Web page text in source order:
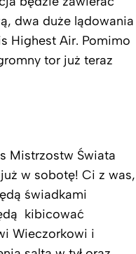
dwa duże lądowania
Highest Air. Pomimo
tor już teraz
Mistrzostw Świata
w sobotę! Ci z was,
świadkami
kibicować
Wieczorkowi i